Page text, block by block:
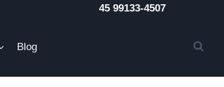
45 99133-4507
Blog